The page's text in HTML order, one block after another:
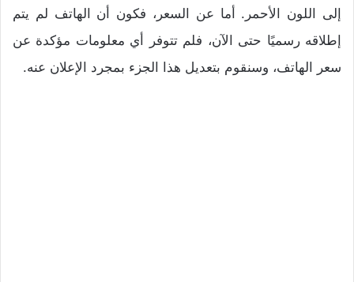
إلى اللون الأحمر. أما عن السعر، فكون أن الهاتف لم يتم
إطلاقه رسميًا حتى الآن، فلم تتوفر أي معلومات مؤكدة عن
سعر الهاتف، وسنقوم بتعديل هذا الجزء بمجرد الإعلان عنه.